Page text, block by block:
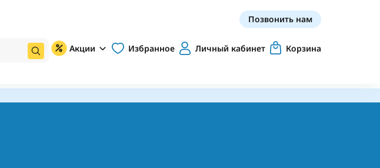
Позвонить нам
Акции Избранное Личный кабинет Корзина